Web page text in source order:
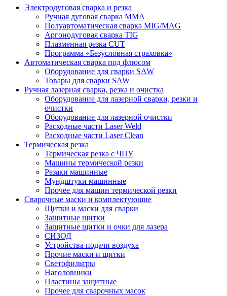
Электродуговая сварка и резка
Ручная дуговая сварка MMA
Полуавтоматическая сварка MIG/MAG
Аргонодуговая сварка TIG
Плазменная резка CUT
Программа «Безусловная страховка»
Автоматическая сварка под флюсом
Оборудование для сварки SAW
Товары для сварки SAW
Ручная лазерная сварка, резка и очистка
Оборудование для лазерной сварки, резки и
очистки
Оборудование для лазерной очистки
Расходные части Laser Weld
Расходные части Laser Clean
Термическая резка
Термическая резка с ЧПУ
Машины термической резки
Резаки машинные
Мундштуки машинные
Прочее для машин термической резки
Сварочные маски и комплектующие
Щитки и маски для сварки
Защитные щитки
Защитные щитки и очки для лазера
СИЗОД
Устройства подачи воздуха
Прочие маски и щитки
Светофильтры
Наголовники
Пластины защитные
Прочее для сварочных масок